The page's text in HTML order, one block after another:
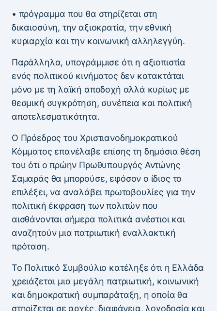
• πρόγραμμα που θα στηρίζεται στη
δικαιοσύνη, την αξιοκρατία, την εθνική
κυριαρχία και την κοινωνική αλληλεγγύη.
Παράλληλα, υπογράμμισε ότι η αξιοπιστία
ενός πολιτικού κινήματος δεν κατακτάται
μόνο με τη λαϊκή αποδοχή αλλά κυρίως με
θεσμική συγκρότηση, συνέπεια και πολιτική
αποτελεσματικότητα.
Ο Πρόεδρος του Χριστιανοδημοκρατικού
Κόμματος επανέλαβε επίσης τη δημόσια θέση
του ότι ο πρώην Πρωθυπουργός Αντώνης
Σαμαράς θα μπορούσε, εφόσον ο ίδιος το
επιλέξει, να αναλάβει πρωτοβουλίες για την
πολιτική έκφραση των πολιτών που
αισθάνονται σήμερα πολιτικά ανέστιοι και
αναζητούν μια πατριωτική εναλλακτική
πρόταση.
Το Πολιτικό Συμβούλιο κατέληξε ότι η Ελλάδα
χρειάζεται μια μεγάλη πατριωτική, κοινωνική
και δημοκρατική συμπαράταξη, η οποία θα
στηρίζεται σε αρχές, διαφάνεια, λογοδοσία και